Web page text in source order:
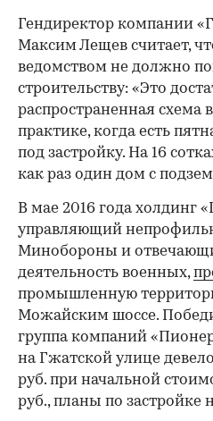
Гендиректор компании
Максим Лещев считает,
ведомством не должно
строительству: «Это
распространенная схема
практике, когда есть
под застройку. На 16
как раз один дом с
В мае 2016 года холдинг
управляющий
Минобороны и
деятельность военных,
промышленную
Можайским шоссе.
группа компаний
на Гжатской улице
руб. при начальной
руб., планы по застройке